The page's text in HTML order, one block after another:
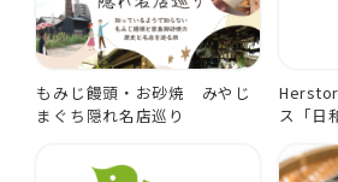
もみじ饅頭・お砂焼 みやじ
まぐち隠れ名店巡り
ス「日